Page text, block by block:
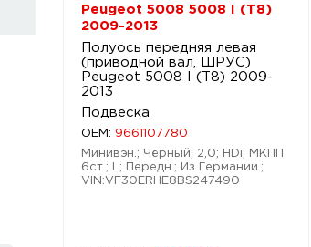
Peugeot 5008 5008 I (T8)
2009-2013
Полуось передняя левая
(приводной вал, ШРУС)
Peugeot 5008 I (T8) 2009-
2013
Подвеска
OEM: 9661107780
Минивэн.; Чёрный; 2,0; HDi; МКПП
6ст.; L; Передн.; Из Германии.;
VIN:VF30ERHE8BS247490